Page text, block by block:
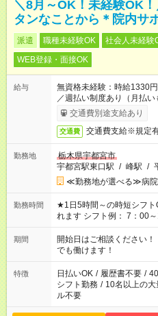
＼8月～OK！未経験OK
タンなことから＊院内サ
派遣 職種未経験OK 社会人未経験
WEB登録・面接OK
給与
無資格未経験：時給1330
／週払い制度あり（月払
了次第のお支払いとなりま
交通費別途支給あり
交通費 交通費支給※規定
勤務地
栃木県宇都宮市
宇都宮駅東口駅 / 峰駅 /
≪勤務地が選べる≫病院
勤務時間
★1日5時間～の時短シフトOK ★都合に合わせてシフトが
れます シフト例： 7：00
18：00 11：00～20：00 など ※Wワークの場合、他の
合わせ週40時間超の就業
週20時間以上勤務は社会
派遣法（日雇い派遣の原
業はご案内が難しい場合が
期間
開始日はご相談くださ
でも働けます！
特徴 日払いOK / 履歴書不要 /
シフト勤務 / 10名以上の大
ル不要